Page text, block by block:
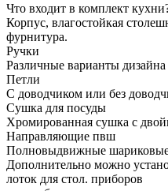
Что входит в комплект
Корпус, влагостойкая
фурнитура.
Ручки
Различные варианты
Петли
С доводчиком или без
Сушка для посуды
Хромированная сушка с
Направляющие пвш
Полновыдвижные
Дополнительно можно
лоток для стол. приборов